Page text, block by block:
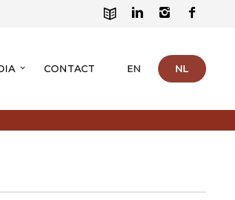
CONTACT EN NL